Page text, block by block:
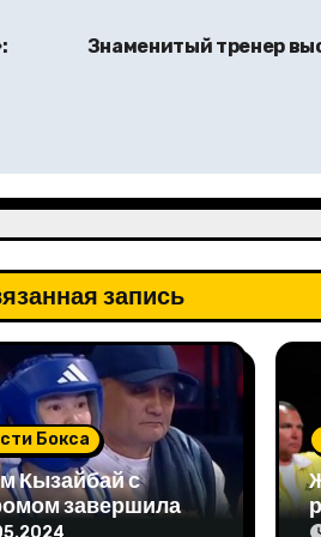
Знаменитый тренер
запись
Бокса
Кызайбай с
завершила
на